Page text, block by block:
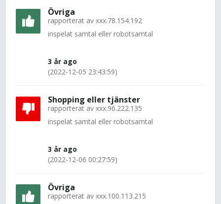
Övriga
rapporterat av xxx.78.154.192
inspelat samtal eller robotsamtal
3 år ago
(2022-12-05 23:43:59)
Shopping eller tjänster
rapporterat av xxx.96.222.135
inspelat samtal eller robotsamtal
3 år ago
(2022-12-06 00:27:59)
Övriga
rapporterat av xxx.100.113.215